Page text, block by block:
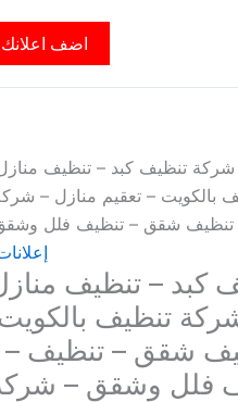
اضف اعلانك
تنظيف كبد – تنظيف منازل
تنظيف بالكويت – تعقيم منازل
تنظيف شقق – تنظيف فلل
كبد – تنظيف
– شركة تنظيف
شقق – تنظيف
فلل وشقق –